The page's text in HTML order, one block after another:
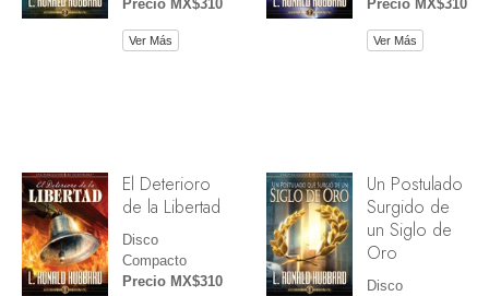
Precio MX$310
Ver Más
Precio MX$310
Ver Más
El Deterioro
de la Libertad
Disco
Compacto
Precio MX$310
Un Postulado
Surgido de
un Siglo de
Oro
Disco